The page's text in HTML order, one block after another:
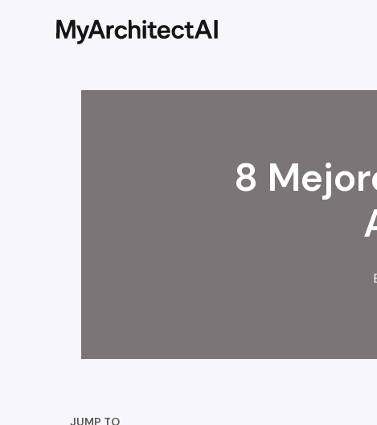
8
JUMP TO